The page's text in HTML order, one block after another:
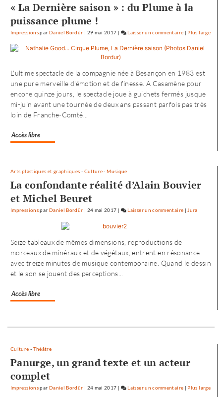
compte
« La Dernière saison » : du Plume à la
puissance plume !
Impressionspar Daniel Bordür | 29 mai 2017 | Laisser un commentaire on
Besançon
:
une
| Plus large
L'ultime spectacle de la compagnie née à Besançon en 1983 est
une pure merveille d'émotion et de finesse. A Casamène pour
encore quinze jours, le spectacle joue à guichets fermés jusque
mi-juin avant une tournée de deux ans passant parfois pas très
loin de Franche-Comté...
Accès libre
Arts plastiques et graphiques - Culture-Musique
La confondante réalité d’Alain Bouvier
et Michel Beuret
Impressionspar Daniel Bordür | 24 mai 2017 | Laisser un commentaire on
Besançon
:
| Jura
Seize tableaux de mêmes dimensions, reproductions de
morceaux de minéraux et de végétaux, entrent en résonance
avec treize minutes de musique contemporaine. Quand le dessin
et le son se jouent des perceptions...
Accès libre
Culture - Théâtre
Panurge, un grand texte et un acteur
complet
Impressionspar Daniel Bordür | 24 mai 2017 | Laisser un commentaire on
| Plus large